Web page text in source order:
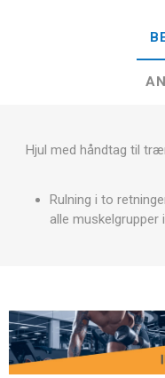
Hjul med håndtag til
Rulning i to
alle muskelgrupper